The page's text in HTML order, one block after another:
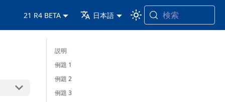
21 R4 BETA 日本語 検索
説明
例題 1
例題 2
例題 3